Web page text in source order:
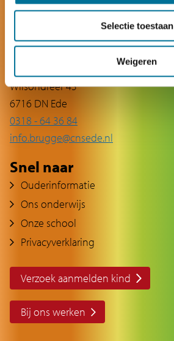
Selectie toestaan
Weigeren
Wilsondreef 45
6716 DN Ede
0318 - 64 36 84
info.brugge@cnsede.nl
Snel naar
Ouderinformatie
Ons onderwijs
Onze school
Privacyverklaring
Verzoek aanmelden kind
Bij ons werken